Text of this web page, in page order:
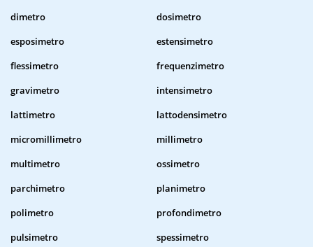
dimetro
dosimetro
esposimetro
estensimetro
flessimetro
frequenzimetro
gravimetro
intensimetro
lattimetro
lattodensimetro
micromillimetro
millimetro
multimetro
ossimetro
parchimetro
planimetro
polimetro
profondimetro
pulsimetro
spessimetro